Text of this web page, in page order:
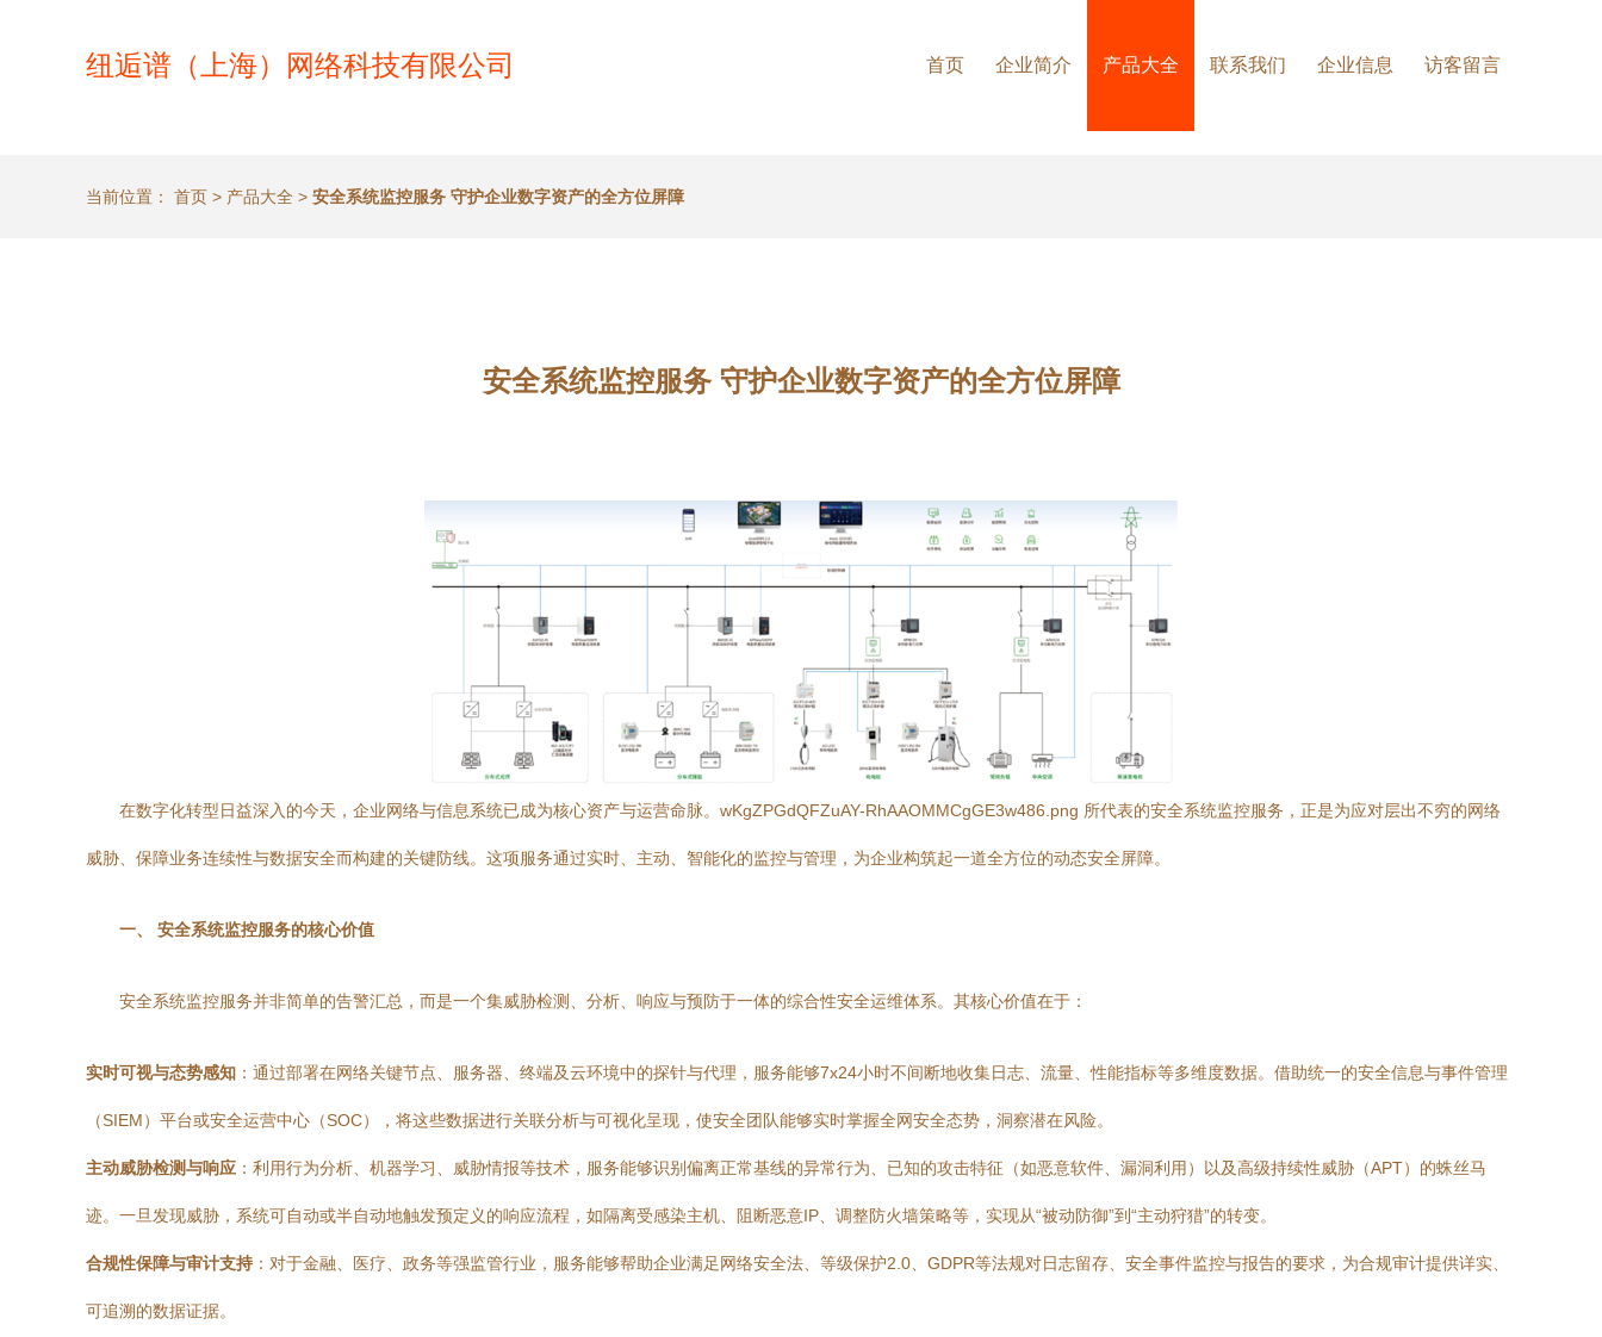
纽逅谱（上海）网络科技有限公司 首页 企业简介 产品大全 联系我们 企业信息 访客留言
当前位置： 首页 > 产品大全 > 安全系统监控服务 守护企业数字资产的全方位屏障
安全系统监控服务 守护企业数字资产的全方位屏障
在数字化转型日益深入的今天，企业网络与信息系统已成为核心资产与运营命脉。wKgZPGdQFZuAY-RhAAOMMCgGE3w486.png 所代表的安全系统监控服务，正是为应对层出不穷的网络
威胁、保障业务连续性与数据安全而构建的关键防线。这项服务通过实时、主动、智能化的监控与管理，为企业构筑起一道全方位的动态安全屏障。
一、 安全系统监控服务的核心价值
安全系统监控服务并非简单的告警汇总，而是一个集威胁检测、分析、响应与预防于一体的综合性安全运维体系。其核心价值在于：
实时可视与态势感知 ：通过部署在网络关键节点、服务器、终端及云环境中的探针与代理，服务能够7x24小时不间断地收集日志、流量、性能指标等多维度数据。借助统一的安全信息与事件管理
（SIEM）平台或安全运营中心（SOC），将这些数据进行关联分析与可视化呈现，使安全团队能够实时掌握全网安全态势，洞察潜在风险。
主动威胁检测与响应 ：利用行为分析、机器学习、威胁情报等技术，服务能够识别偏离正常基线的异常行为、已知的攻击特征（如恶意软件、漏洞利用）以及高级持续性威胁（APT）的蛛丝马
迹。一旦发现威胁，系统可自动或半自动地触发预定义的响应流程，如隔离受感染主机、阻断恶意IP、调整防火墙策略等，实现从“被动防御”到“主动狩猎”的转变。
合规性保障与审计支持 ：对于金融、医疗、政务等强监管行业，服务能够帮助企业满足网络安全法、等级保护2.0、GDPR等法规对日志留存、安全事件监控与报告的要求，为合规审计提供详实、
可追溯的数据证据。